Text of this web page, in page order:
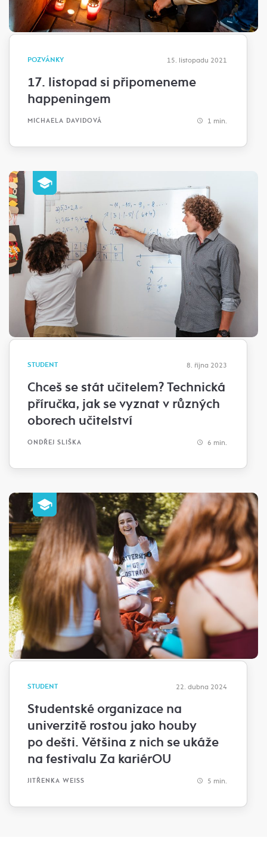
POZVÁNKY 15. listopadu 2021
17. listopad si připomeneme
happeningem
MICHAELA DAVIDOVÁ 1 min.
STUDENT 8. října 2023
Chceš se stát učitelem? Technická
příručka, jak se vyznat v různých
oborech učitelství
ONDŘEJ SLIŠKA 6 min.
STUDENT 22. dubna 2024
Studentské organizace na
univerzitě rostou jako houby
po dešti. Většina z nich se ukáže
na festivalu Za kariérOU
JITŘENKA WEISS 5 min.